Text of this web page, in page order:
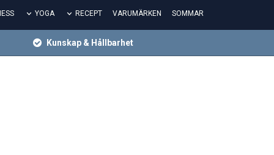
YOGA RECEPT VARUMÄRKEN SOMMAR
Kunskap & Hållbarhet